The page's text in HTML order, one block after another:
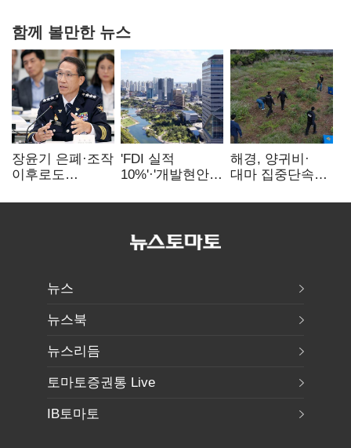
함께 볼만한 뉴스
장윤기 은폐·조작
이후로도
내부비위…경찰
'FDI 실적
10%'·'개발현안
인천경제청장
해경, 양귀비·
대마 집중단속…
249명 검거
뉴스
뉴스북
뉴스리듬
토마토증권통 Live
IB토마토